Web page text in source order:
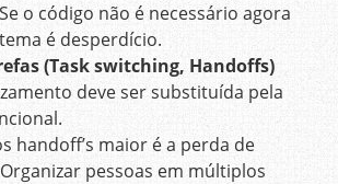
o código não é necessário agora
é desperdício.
(Task switching, Handoffs)
deve ser substituída pela
handoff’s maior é a perda de
pessoas em múltiplos